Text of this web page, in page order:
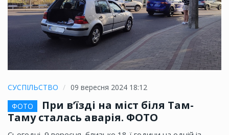
СУСПІЛЬСТВО
09 вересня 2024 18:12
ФОТО
При в’їзді на міст біля Там-
Таму сталась аварія. ФОТО